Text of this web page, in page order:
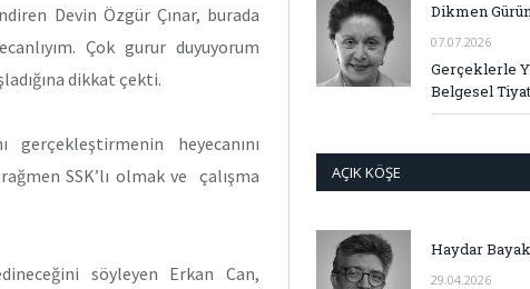
Devin Özgür Çınar, burada
Çok gurur duyuyorum
dikkat çekti.
heyecanını
SSK’lı olmak ve çalışma
söyleyen Erkan Can,
Dikmen
07.07.2026
Gerçeklerle
Belgesel
AÇIK KÖŞE
Haydar Bayak
29.04.2026